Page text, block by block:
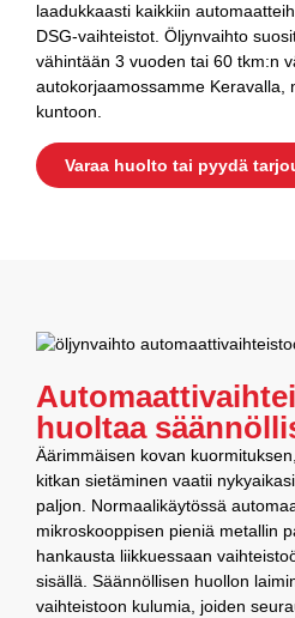
laadukkaasti kaikkiin
DSG-vaihteistot. Öljynvaihto
vähintään 3 vuoden tai 60 tkm:n
autokorjaamossamme Keravalla,
kuntoon.
Varaa huolto tai pyydä
huoltaa
Äärimmäisen kovan
kitkan sietäminen vaatii
paljon. Normaalikäytössä
mikroskooppisen pieniä metallin
hankausta liikkuessaan
sisällä. Säännöllisen huollon
vaihteistoon kulumia, joiden